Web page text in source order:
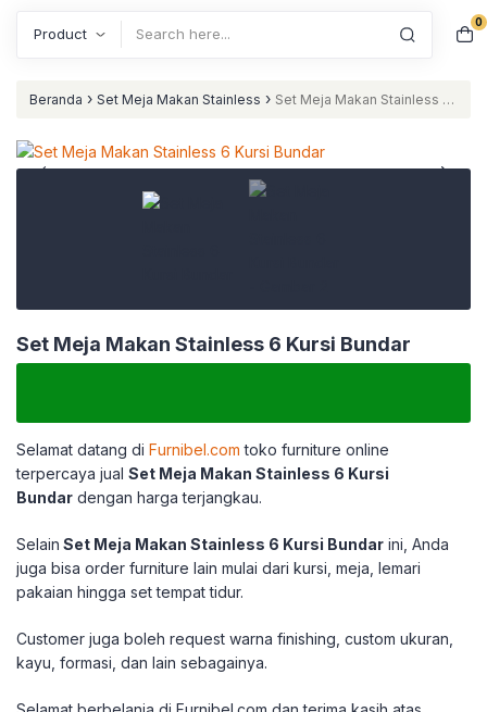
0
Beranda › Set Meja Makan Stainless › Set Meja Makan Stainless 6
Set Meja Makan Stainless 6 Kursi Bundar
Selamat datang di Furnibel.com toko furniture online
terpercaya jual Set Meja Makan Stainless 6 Kursi
Bundar dengan harga terjangkau.
Selain Set Meja Makan Stainless 6 Kursi Bundar ini, Anda
juga bisa order furniture lain mulai dari kursi, meja, lemari
pakaian hingga set tempat tidur.
Customer juga boleh request warna finishing, custom ukuran,
kayu, formasi, dan lain sebagainya.